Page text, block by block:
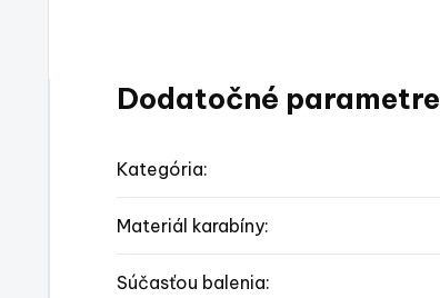
Dodatočné parametre
Kategória:
Materiál karabíny:
Súčasťou balenia: